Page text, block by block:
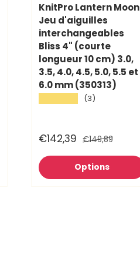
KnitPro Lantern Moon
Jeu d'aiguilles
interchangeables
Bliss 4" (courte
longueur 10 cm) 3.0,
3.5, 4.0, 4.5, 5.0, 5.5 et
6.0 mm (350313)
(3)
€142,39 €149,89
Options